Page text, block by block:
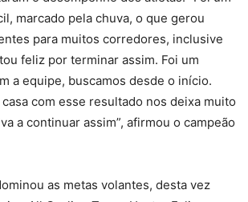
marcado pela chuva, o que gerou
para muitos corredores, inclusive
feliz por terminar assim. Foi um
a equipe, buscamos desde o início.
com esse resultado nos deixa muito
a continuar assim”, afirmou o campeão
as metas volantes, desta vez